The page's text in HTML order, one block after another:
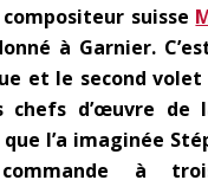
suisse
à Garnier.
et le second volet
chefs d’œuvre
l’a imaginée
à